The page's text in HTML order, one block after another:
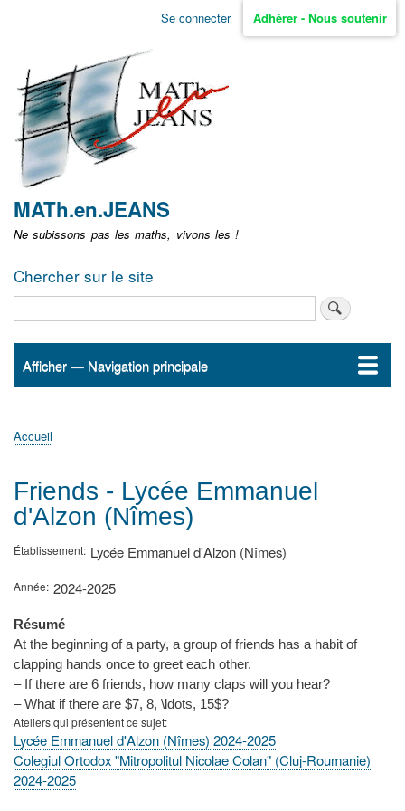
Aller
non
identifié
Se connecter Adhérer - Nous soutenir
MATh.en.JEANS
Ne subissons pas les maths, vivons les !
Chercher sur le site
Navigation
Afficher — Navigation principale
Accueil
ActualitésMATh.en.JEANS ?
Régions et Ateliers
Créer, gérer un atelier
Sujets/Publications
Congrès
d'Ariane
Accueil
Friends - Lycée Emmanuel
d'Alzon (Nîmes)
Établissement Lycée Emmanuel d'Alzon (Nîmes)
Année 2024-2025
Résumé
At the beginning of a party, a group of friends has a habit of
clapping hands once to greet each other.
– If there are 6 friends, how many claps will you hear?
– What if there are $7, 8, \ldots, 15$?
Ateliers qui présentent ce sujet
Lycée Emmanuel d'Alzon (Nîmes) 2024-2025
Colegiul Ortodox "Mitropolitul Nicolae Colan" (Cluj-Roumanie)
2024-2025